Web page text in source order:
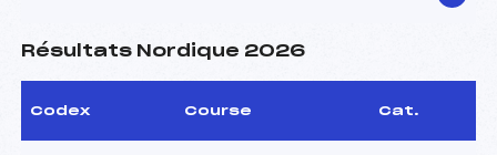
Résultats Nordique 2026
Codex Course Cat.